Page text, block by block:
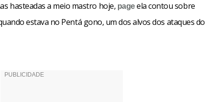
hasteadas a meio mastro hoje, pageela contou sobre
estava no Pentá gono, um dos alvos dos ataques do